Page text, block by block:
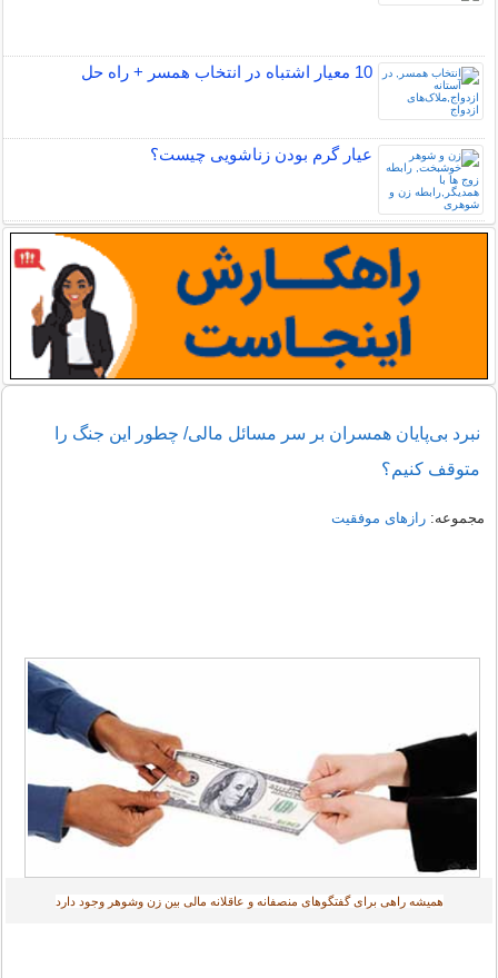
10 معیار اشتباه در انتخاب همسر + راه حل
عیار گرم بودن زناشویی چیست؟
نبرد بی‌پایان همسران بر سر مسائل مالی/ چطور این جنگ را
متوقف کنیم؟
مجموعه:رازهای موفقیت
همیشه راهی برای گفتگوهای منصفانه و عاقلانه مالی بین زن وشوهر وجود دارد‎